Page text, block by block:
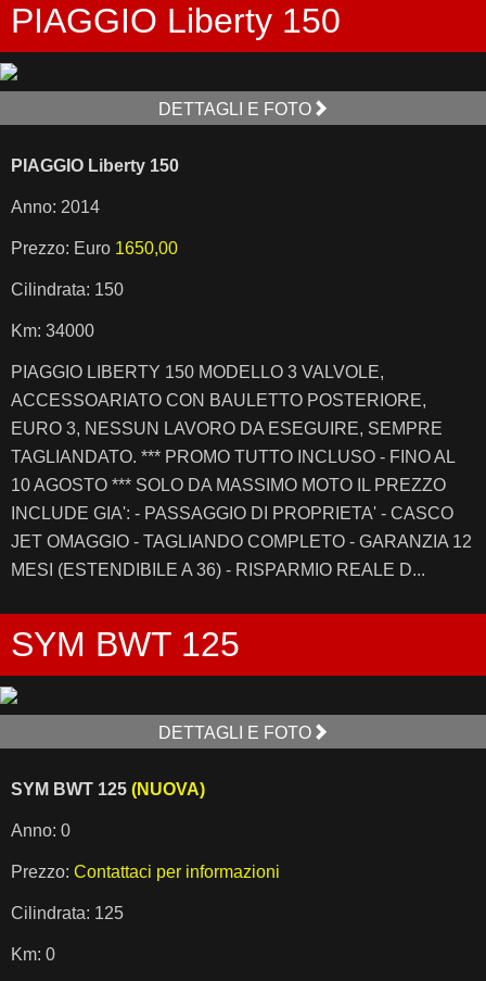
PIAGGIO Liberty 150
DETTAGLI E FOTO
PIAGGIO Liberty 150
Anno: 2014
Prezzo: Euro 1650,00
Cilindrata: 150
Km: 34000
PIAGGIO LIBERTY 150 MODELLO 3 VALVOLE,
ACCESSOARIATO CON BAULETTO POSTERIORE,
EURO 3, NESSUN LAVORO DA ESEGUIRE, SEMPRE
TAGLIANDATO. *** PROMO TUTTO INCLUSO - FINO AL
10 AGOSTO *** SOLO DA MASSIMO MOTO IL PREZZO
INCLUDE GIA': - PASSAGGIO DI PROPRIETA' - CASCO
JET OMAGGIO - TAGLIANDO COMPLETO - GARANZIA 12
MESI (ESTENDIBILE A 36) - RISPARMIO REALE D...
SYM BWT 125
DETTAGLI E FOTO
SYM BWT 125 (NUOVA)
Anno: 0
Prezzo: Contattaci per informazioni
Cilindrata: 125
Km: 0